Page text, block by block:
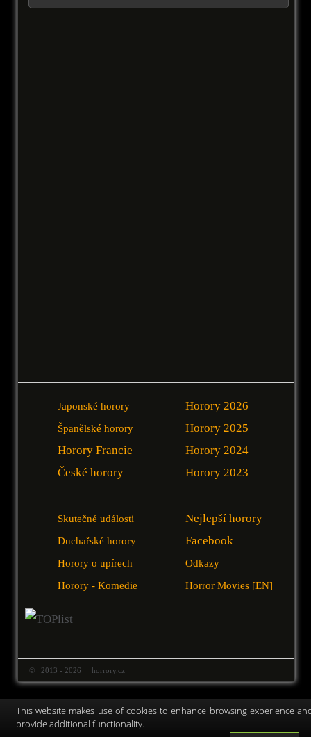
Japonské horory
Španělské horory
Horory Francie
České horory
Horory 2026
Horory 2025
Horory 2024
Horory 2023
Skutečné události
Duchařské horory
Horory o upírech
Horory - Komedie
Nejlepší horory
Facebook
Odkazy
Horror Movies [EN]
© 2013 - 2026 horrory.cz
This website makes use of cookies to enhance browsing experience
provide additional functionality.